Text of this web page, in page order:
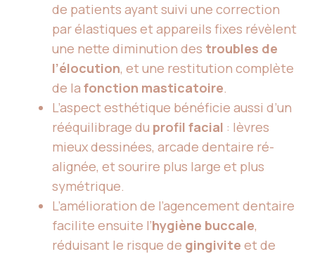
de patients ayant suivi une correction
par élastiques et appareils fixes révèlent
une nette diminution des troubles de
l’élocution, et une restitution complète
de la fonction masticatoire.
L’aspect esthétique bénéficie aussi d’un
rééquilibrage du profil facial : lèvres
mieux dessinées, arcade dentaire ré-
alignée, et sourire plus large et plus
symétrique.
L’amélioration de l’agencement dentaire
facilite ensuite l’hygiène buccale,
réduisant le risque de gingivite et de